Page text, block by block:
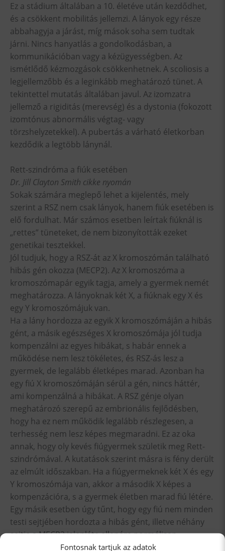
Fontosnak tartjuk az adatok
Ez a stádium általában a 10. életéve után kezdődhet,
és a csökkent mobilitás jellemzi. A lányok egy része
abbahagyja a járást, míg mások soha sem tudtak
járni. Nincs hanyatlás a gondolkodásban, a
kommunikációban vagy a kézügyességben. Az
ismétlődő kézmozgások csökkenhetnek. A scoliosis a
legjellemzőbb és a leginkább meghatározó tünet. A
tekintettel mutatás általában javul. Az izomzatra
jellemző a rigiditás (merevség) és a dystonia (fokozott
izomtónus abnormális végtag- vagy
törzshelyzetekkel). A pubertás a várható életkorban
kezdődik a legtöbb lánynál.
Rett-szindróma a fiúk esetében
Dr. Jill Clayton Smith cikke nyomán
Sokak számára meglepő lehet a kijelentés, mely
szerint a RSZ nem csak lányok, hanem fiúk esetében is
elő fordulhat. Már számos esetben leírtak fiúknál is
„rettes” tüneteket, de nem bizonyították ezeket
genetikai tesztekkel.
Jól tudjuk, hogy a RSZ-át az X kromoszómán található
hibás gén okozza (MECP2). Az X kromoszóma a
kromoszómapár egyik tagja, amely a gyermek nemét
meghatározza. A lányoknak két X, a fiúknak egy X és
egy Y kromoszómájuk van.
Ha a lány hordozza az egyik X kromoszómáján a hibás
gént, a másik egészséges X kromoszómája jól tudja
kompenzálni az egyes hibákat, s habár ennek a
működése nem lesz tökéletes, és RSZ-ás lesz a
gyermek, de legalább életképes marad. Azonban ha
egy fiú X kromoszómáján sérül a gén, nincs háttér,
ami kompenzálná a hibákat. A RSZ génje olyan
meghatározó szerepű az embrionális fejlődésben,
hogy ha ez nem működik legalább részlegesen, a
terhesség nem lesz képes megmaradni. Ez az oka
annak, hogy oly kevés fiúgyermek születik meg Rett-
szindrómával. A kutatások szerint másra is fény derült
az elmúlt időszakban. Ha a fiúgyermeknek két X és egy
Y kromoszómája van, akkor a második X képes a
kompenzációra, s a gyermek életben marad fiú létére.
Egy másik esetben úgy tűnt, hogy egy fiú nem minden
testi sejtjében hordozta a hibás gént, illetve néhány
sejtje a MECP2 jelenléte ellenére normálisan
működött, s ez tette lehetővé a túlélést számára. Ezt